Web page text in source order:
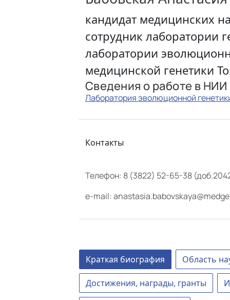
кандидат медицинских
сотрудник лаборатории
лаборатории
медицинской генетики
Сведения о работе в
Лаборатория эволюционной
Контакты
Телефон: 8 (3822) 52-65-38
e-mail:
Краткая биография Область
Достижения, награды, гранты